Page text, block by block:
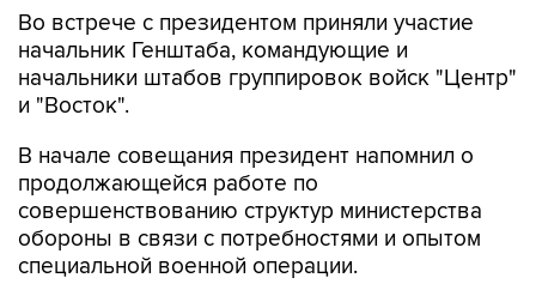
Во встрече с президентом приняли участие
начальник Генштаба, командующие и
начальники штабов группировок войск "Центр"
и "Восток".
В начале совещания президент напомнил о
продолжающейся работе по
совершенствованию структур министерства
обороны в связи с потребностями и опытом
специальной военной операции.